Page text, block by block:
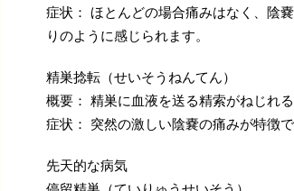
症状： ほとんどの場合痛みはなく、陰
りのように感じられます。
精巣捻転（せいそうねんてん）
概要： 精巣に血液を送る精索がねじれ
症状： 突然の激しい陰嚢の痛みが特徴
先天的な病気